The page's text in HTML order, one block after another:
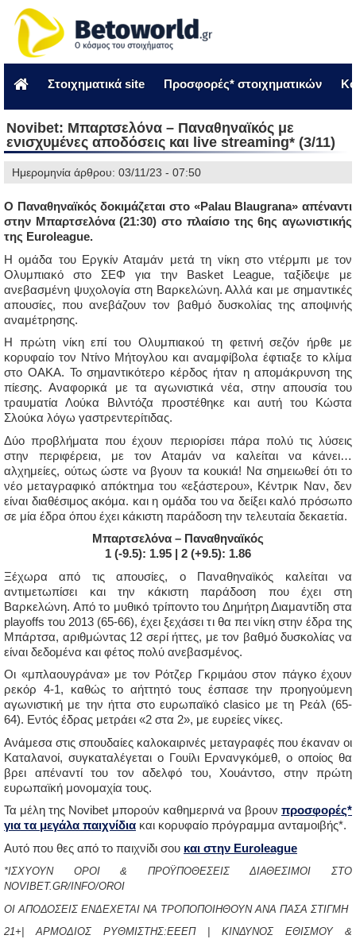
Στοιχηματικά site Προσφορές* στοιχηματικών
Novibet: Μπαρτσελόνα – Παναθηναϊκός με
ενισχυμένες αποδόσεις και live streaming* (3/11)
Ημερομηνία άρθρου: 03/11/23 - 07:50
Ο Παναθηναϊκός δοκιμάζεται στο «Palau Blaugrana» απέναντι
στην Μπαρτσελόνα (21:30) στο πλαίσιο της 6ης αγωνιστικής
της Euroleague.
Η ομάδα του Εργκίν Αταμάν μετά τη νίκη στο ντέρμπι με τον
Ολυμπιακό στο ΣΕΦ για την Basket League, ταξίδεψε με
ανεβασμένη ψυχολογία στη Βαρκελώνη. Αλλά και με σημαντικές
απουσίες, που ανεβάζουν τον βαθμό δυσκολίας της αποψινής
αναμέτρησης.
Η πρώτη νίκη επί του Ολυμπιακού τη φετινή σεζόν ήρθε με
κορυφαίο τον Ντίνο Μήτογλου και αναμφίβολα έφτιαξε το κλίμα
στο ΟΑΚΑ. Το σημαντικότερο κέρδος ήταν η απομάκρυνση της
πίεσης. Αναφορικά με τα αγωνιστικά νέα, στην απουσία του
τραυματία Λούκα Βιλντόζα προστέθηκε και αυτή του Κώστα
Σλούκα λόγω γαστρεντερίτιδας.
Δύο προβλήματα που έχουν περιορίσει πάρα πολύ τις λύσεις
στην περιφέρεια, με τον Αταμάν να καλείται να κάνει…
αλχημείες, ούτως ώστε να βγουν τα κουκιά! Να σημειωθεί ότι το
νέο μεταγραφικό απόκτημα του «εξάστερου», Κέντρικ Ναν, δεν
είναι διαθέσιμος ακόμα. και η ομάδα του να δείξει καλό πρόσωπο
σε μία έδρα όπου έχει κάκιστη παράδοση την τελευταία δεκαετία.
Μπαρτσελόνα – Παναθηναϊκός
1 (-9.5): 1.95 | 2 (+9.5): 1.86
Ξέχωρα από τις απουσίες, ο Παναθηναϊκός καλείται να
αντιμετωπίσει και την κάκιστη παράδοση που έχει στη
Βαρκελώνη. Από το μυθικό τρίποντο του Δημήτρη Διαμαντίδη στα
playoffs του 2013 (65-66), έχει ξεχάσει τι θα πει νίκη στην έδρα της
Μπάρτσα, αριθμώντας 12 σερί ήττες, με τον βαθμό δυσκολίας να
είναι δεδομένα και φέτος πολύ ανεβασμένος.
Οι «μπλαουγράνα» με τον Ρότζερ Γκριμάου στον πάγκο έχουν
ρεκόρ 4-1, καθώς το αήττητό τους έσπασε την προηγούμενη
αγωνιστική με την ήττα στο ευρωπαϊκό clasico με τη Ρεάλ (65-
64). Εντός έδρας μετράει «2 στα 2», με ευρείες νίκες.
Ανάμεσα στις σπουδαίες καλοκαιρινές μεταγραφές που έκαναν οι
Καταλανοί, συγκαταλέγεται ο Γουίλι Ερνανγκόμεθ, ο οποίος θα
βρει απέναντί του τον αδελφό του, Χουάντσο, στην πρώτη
ευρωπαϊκή μονομαχία τους.
Τα μέλη της Novibet μπορούν καθημερινά να βρουν προσφορές*
για τα μεγάλα παιχνίδια και κορυφαίο πρόγραμμα ανταμοιβής*.
Αυτό που θες από το παιχνίδι σου και στην Euroleague
*ΙΣΧΥΟΥΝ ΟΡΟΙ & ΠΡΟΫΠΟΘΕΣΕΙΣ ΔΙΑΘΕΣΙΜΟΙ ΣΤΟ
NOVIBET.GR/INFO/OROI
ΟΙ ΑΠΟΔΟΣΕΙΣ ΕΝΔΕΧΕΤΑΙ ΝΑ ΤΡΟΠΟΠΟΙΗΘΟΥΝ ΑΝΑ ΠΑΣΑ ΣΤΙΓΜΗ
21+| ΑΡΜΟΔΙΟΣ ΡΥΘΜΙΣΤΗΣ:ΕΕΕΠ | ΚΙΝΔΥΝΟΣ ΕΘΙΣΜΟΥ &